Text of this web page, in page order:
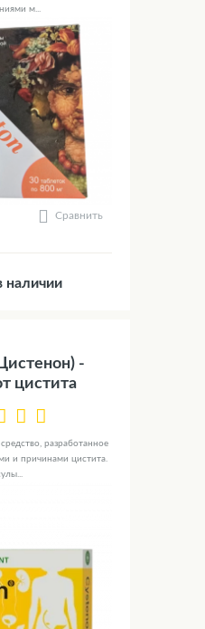
м...
Сравнить
наличии
-
цистита
разработанное
и причинами цистита.